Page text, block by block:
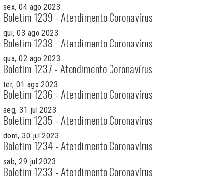
sex, 04 ago 2023
Boletim 1239 - Atendimento Coronavírus
qui, 03 ago 2023
Boletim 1238 - Atendimento Coronavírus
qua, 02 ago 2023
Boletim 1237 - Atendimento Coronavírus
ter, 01 ago 2023
Boletim 1236 - Atendimento Coronavírus
seg, 31 jul 2023
Boletim 1235 - Atendimento Coronavírus
dom, 30 jul 2023
Boletim 1234 - Atendimento Coronavírus
sab, 29 jul 2023
Boletim 1233 - Atendimento Coronavírus